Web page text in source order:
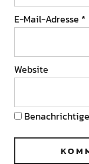
E-Mail-Adresse *
Website